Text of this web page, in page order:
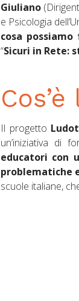
Giuliano
e Psicologia
cosa possiamo
“Sicuri in Rete:
Il progetto
un’iniziativa di
educatori con
problematiche
scuole italiane,